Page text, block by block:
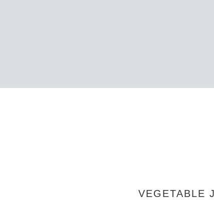
VEGETABLE